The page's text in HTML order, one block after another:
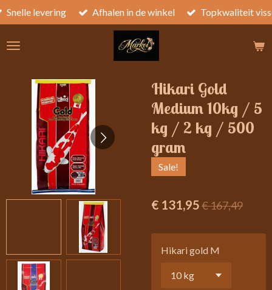
Ga
direct
naar
Snelle levering Afhalen in de winkel Topkwaliteit
Hikari Gold
Medium 10kg / 5
kg / 2 kg / 500
gram
Sale!
€ 131,95€ 167,49
Hikari gold M